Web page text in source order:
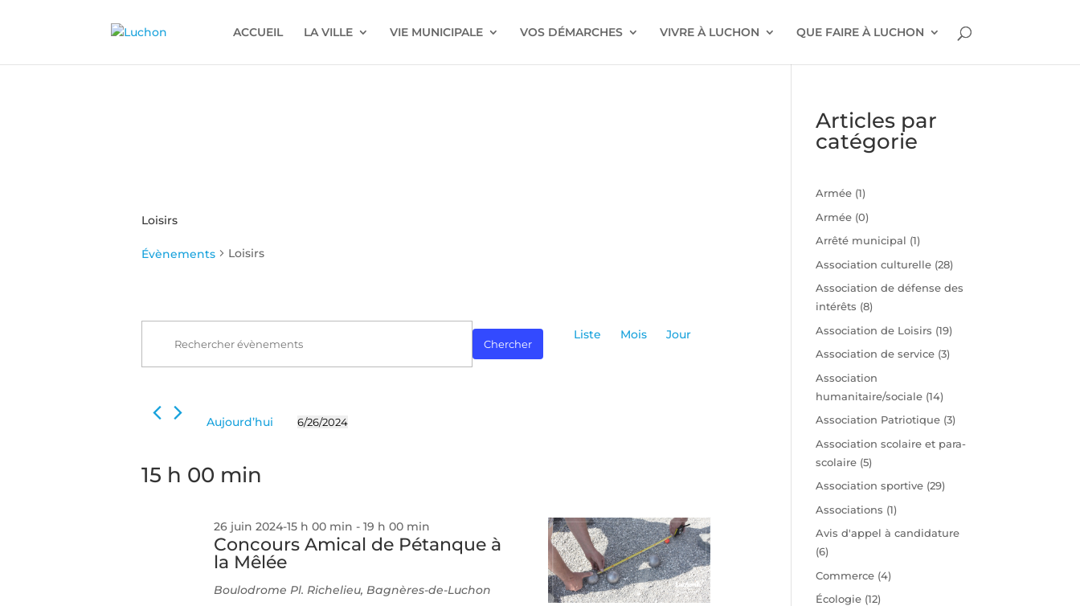
ACCUEIL LA VILLE VIE MUNICIPALE VOS DÉMARCHES VIVRE À LUCHON QUE FAIRE À LUCHON
Loisirs
Évènements Loisirs
Évènements
26
2024
Recherche
vues
Évènements
Évènements
clé.
Chercher
de
Liste Mois Jour
Aujourd’hui 6/26/2024
15 h 00 min
Concours Amical de Pétanque à
la Mêlée
26 juin 2024-15 h 00 min -19 h 00 min
BoulodromePl. Richelieu, Bagnères-de-Luchon
Articles par
catégorie
Armée (1)
Armée (0)
Arrêté municipal (1)
Association culturelle (28)
Association de défense des
intérêts (8)
Association de Loisirs (19)
Association de service (3)
Association
humanitaire/sociale (14)
Association Patriotique (3)
Association scolaire et para-
scolaire (5)
Association sportive (29)
Associations (1)
Avis d'appel à candidature
(6)
Commerce (4)
Écologie (12)